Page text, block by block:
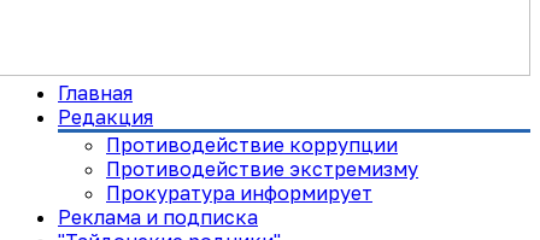
Главная
Редакция
Противодействие коррупции
Противодействие экстремизму
Прокуратура информирует
Реклама и подписка